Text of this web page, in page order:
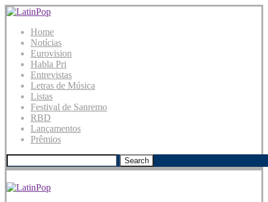
Home
Notícias
Eurovision
Habla Pri
Entrevistas
Letras de Música
Listas
Festival de Sanremo
RBD
Lançamentos
Prêmios
Search